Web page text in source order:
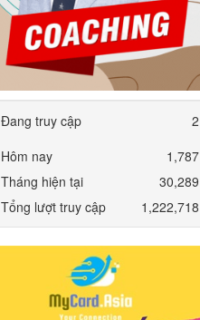
Đang truy cập
2
Hôm nay
1,787
Tháng hiện tại
30,289
Tổng lượt truy cập
1,222,718